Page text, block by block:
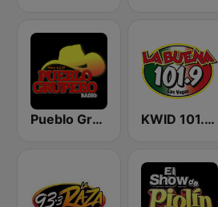
Pueblo Grupero Radio KWID 101.9 La Buena